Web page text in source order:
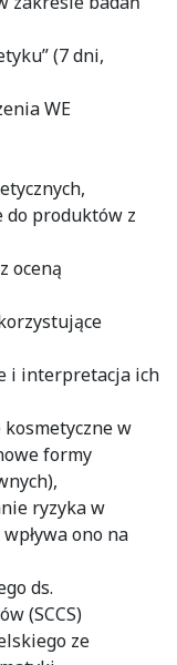
(7 dni,
WE
do produktów z
oceną
i interpretacja ich
w
formy
ryzyka w
ono na
ds.
(SCCS)
ze